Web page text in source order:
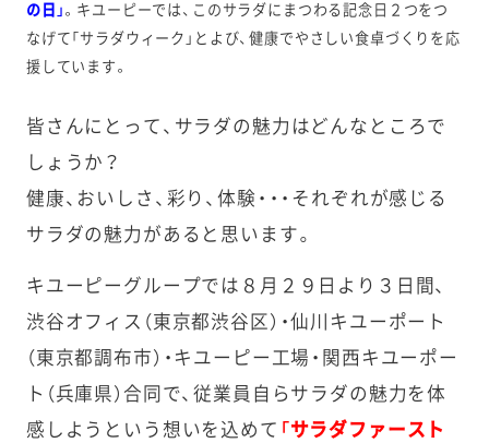
の日」 。キユーピーでは、このサラダにまつわる記念日２つをつ
なげて「サラダウィーク」とよび、健康でやさしい食卓づくりを応
援しています。
皆さんにとって、サラダの魅力はどんなところで
しょうか？
健康、おいしさ、彩り、体験・・・それぞれが感じる
サラダの魅力があると思います。
キユーピーグループでは８月２９日より３日間、
渋谷オフィス（東京都渋谷区）・仙川キユーポート
（東京都調布市）・キユーピー工場・関西キユーポー
ト（兵庫県）合同で、従業員自らサラダの魅力を体
感しようという想いを込めて 「サラダファースト